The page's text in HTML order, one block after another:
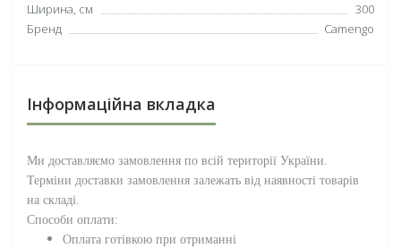
Ширина, см
300
Бренд
Camengo
Інформаційна вкладка
Ми доставляємо замовлення по всій території України.
Терміни доставки замовлення залежать від наявності товарів
на складі.
Способи оплати:
Оплата готівкою при отриманні